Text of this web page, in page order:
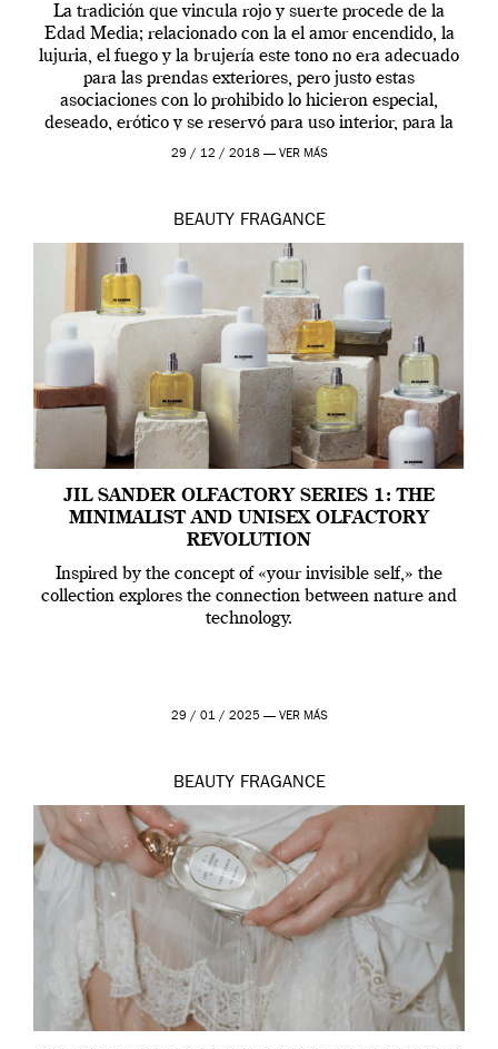
La tradición que vincula rojo y suerte procede de la
Edad Media; relacionado con la el amor encendido, la
lujuria, el fuego y la brujería este tono no era adecuado
para las prendas exteriores, pero justo estas
asociaciones con lo prohibido lo hicieron especial,
deseado, erótico y se reservó para uso interior, para la
ropa […]
29 / 12 / 2018 — VER MÁS
BEAUTY FRAGANCE
JIL SANDER OLFACTORY SERIES 1: THE
MINIMALIST AND UNISEX OLFACTORY
REVOLUTION
Inspired by the concept of «your invisible self,» the
collection explores the connection between nature and
technology.
29 / 01 / 2025 — VER MÁS
BEAUTY FRAGANCE